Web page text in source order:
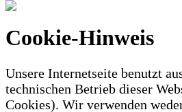
Cookie-Hinweis
Unsere Internetseite benutzt
technischen Betrieb dieser
Cookies). Wir verwenden